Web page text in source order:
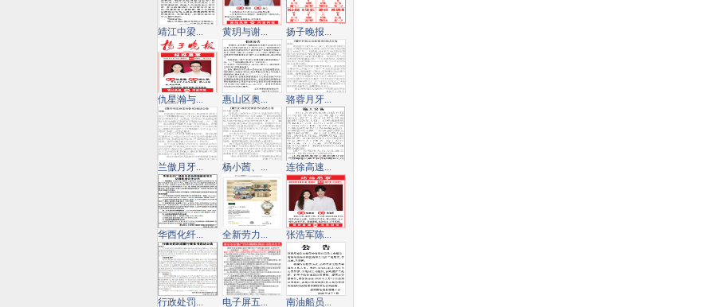
靖江中梁... 黄玥与谢... 扬子晚报...
仇星瀚与... 惠山区奥... 骆蓉月牙...
兰傲月牙... 杨小茜、... 连徐高速...
华西化纤... 全新劳力... 张浩军陈...
行政处罚... 电子屏五... 南油船员...